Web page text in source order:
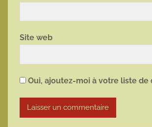
Site web
Oui, ajoutez-moi à votre liste de